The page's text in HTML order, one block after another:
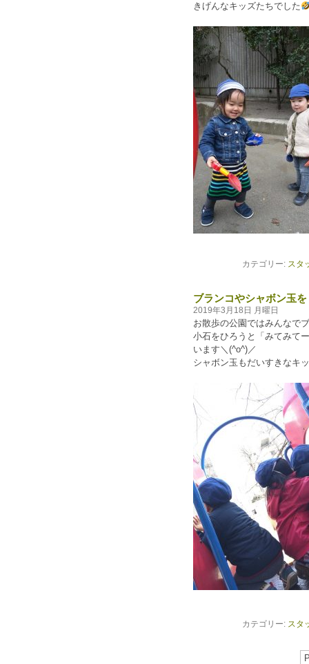
きげんなキッズたちでした
カテゴリー: スタ
ブランコやシャボン玉
2019年3月18日 月曜日
お散歩の公園ではみんなで
小石をひろうと「みてみてー
います＼(^o^)／
シャボン玉もだいすきなキ
カテゴリー: スタ